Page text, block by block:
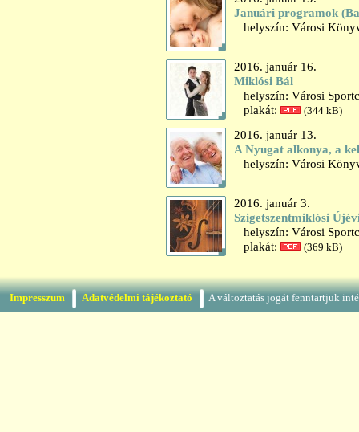
Januári programok
helyszín: Városi
2016. január 16.
Miklósi Bál
helyszín: Városi
plakát:
(344 kB)
2016. január 13.
A Nyugat alkonya, a
helyszín: Városi
2016. január 3.
Szigetszentmiklósi
helyszín: Városi
plakát:
(369 kB)
Impresszum Adatvédelmi tájékoztató A változtatás jogát fenntartjuk